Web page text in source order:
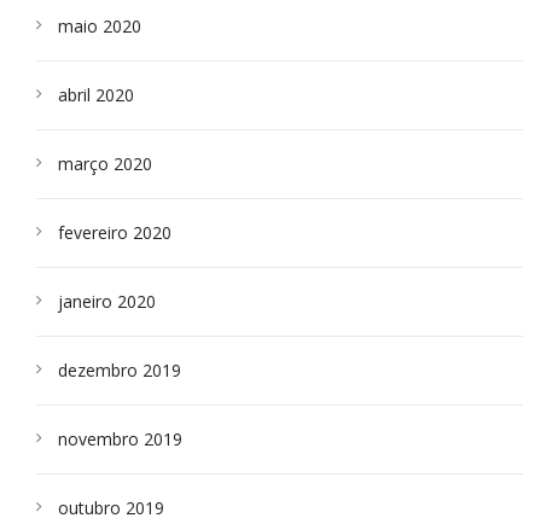
maio 2020
abril 2020
março 2020
fevereiro 2020
janeiro 2020
dezembro 2019
novembro 2019
outubro 2019